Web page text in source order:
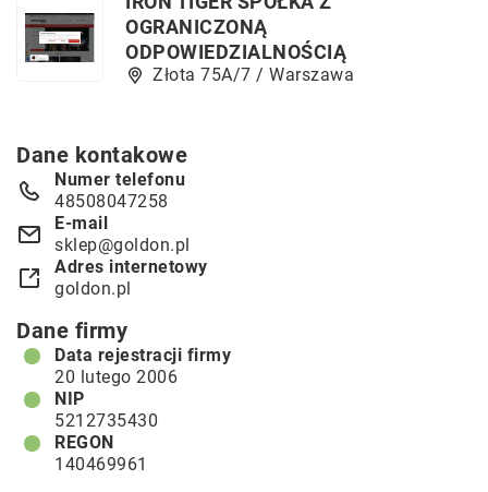
OGRANICZONĄ
ODPOWIEDZIALNOŚCIĄ
Złota 75A/7 / Warszawa
Dane kontakowe
Numer telefonu
48508047258
E-mail
sklep@goldon.pl
Adres internetowy
goldon.pl
Dane firmy
Data rejestracji firmy
20 lutego 2006
NIP
5212735430
REGON
140469961